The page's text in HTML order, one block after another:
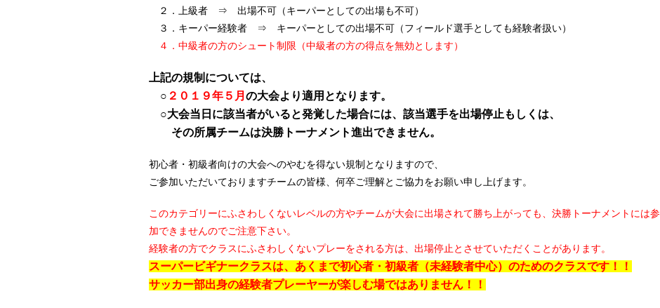
２．上級者 ⇒ 出場不可（キーパーとしての出場も不可）
３．キーパー経験者 ⇒ キーパーとしての出場不可（フィールド選手としても経験者扱い）
４．中級者の方のシュート制限（中級者の方の得点を無効とします）
上記の規制については、
○ ２０１９年５月 の大会より適用となります。
○大会当日に該当者がいると発覚した場合には、該当選手を出場停止もしくは、
その所属チームは決勝トーナメント進出できません。
初心者・初級者向けの大会へのやむを得ない規制となりますので、
ご参加いただいておりますチームの皆様、何卒ご理解とご協力をお願い申し上げます。
このカテゴリーにふさわしくないレベルの方やチームが大会に出場されて勝ち上がっても、決勝トーナメントには参
加できませんのでご注意下さい。
経験者の方でクラスにふさわしくないプレーをされる方は、出場停止とさせていただくことがあります。
スーパービギナークラスは、あくまで初心者・初級者（未経験者中心）のためのクラスです！！
サッカー部出身の経験者プレーヤーが楽しむ場ではありません！！